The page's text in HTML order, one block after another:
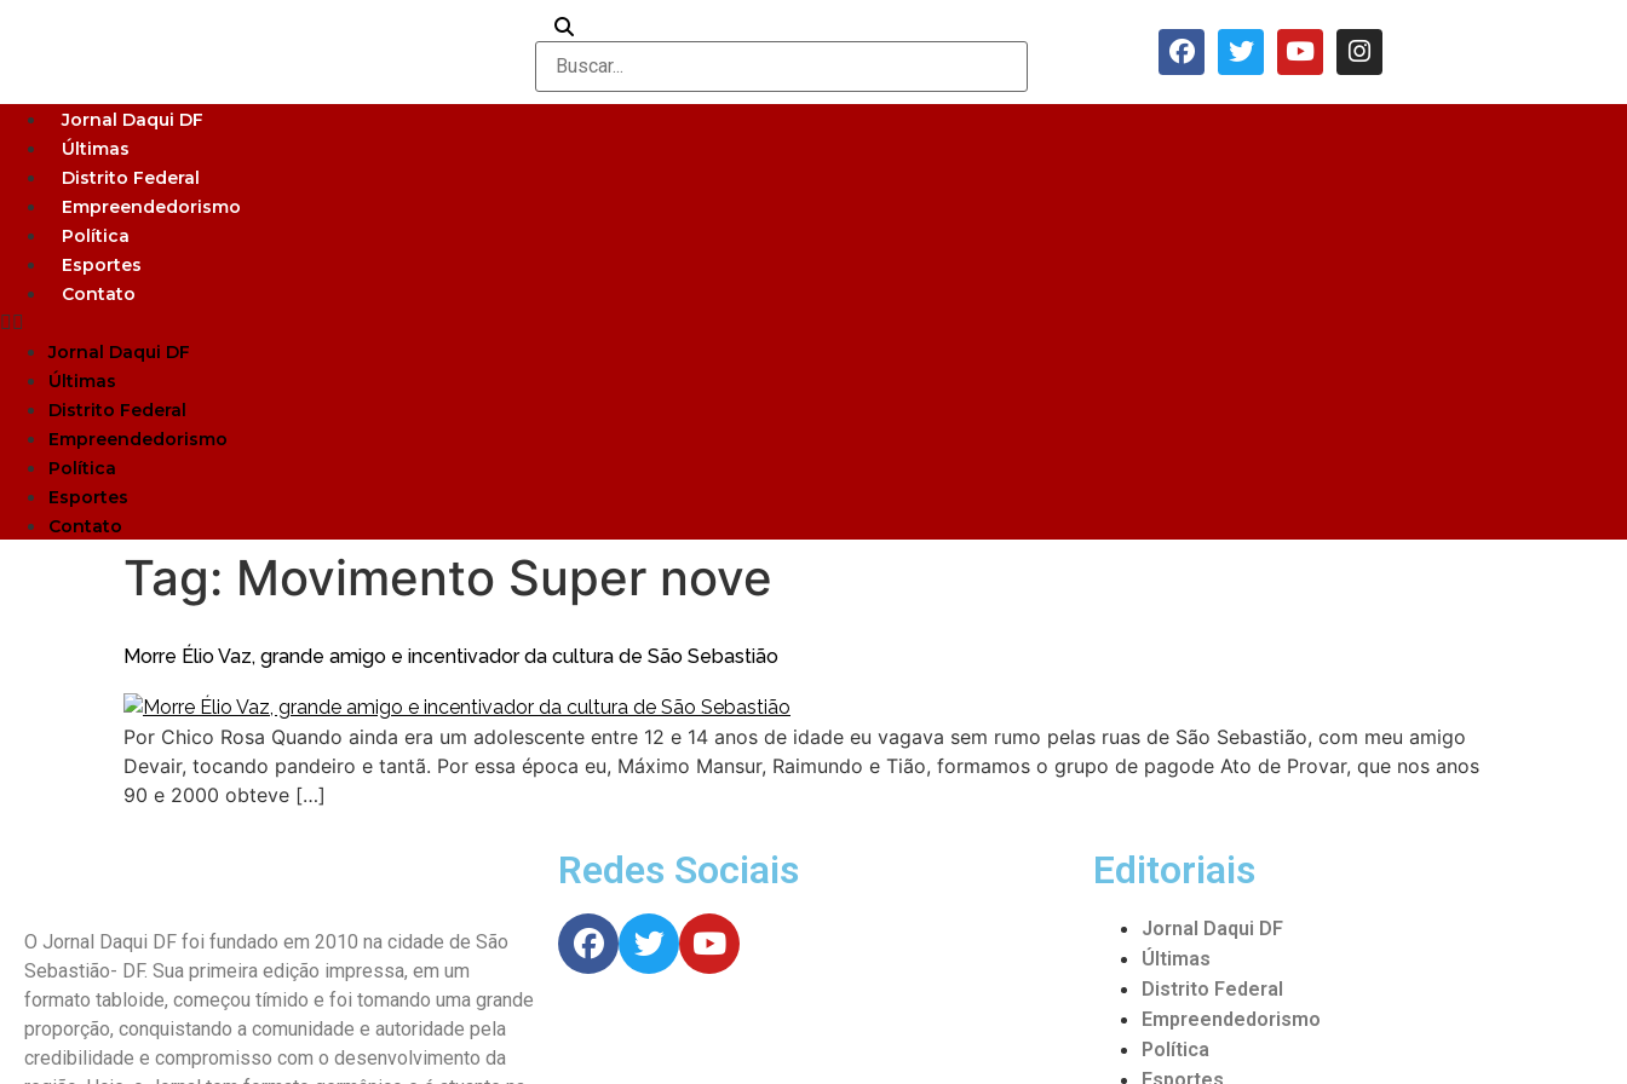
Jornal Daqui DF
Últimas
Distrito Federal
Empreendedorismo
Política
Esportes
Contato
Jornal Daqui DF
Últimas
Distrito Federal
Empreendedorismo
Política
Esportes
Contato
Tag: Movimento Super nove
Morre Élio Vaz, grande amigo e incentivador da cultura de São Sebastião
Por Chico Rosa Quando ainda era um adolescente entre 12 e 14 anos de idade eu vagava sem rumo pelas ruas de São Sebastião, com meu amigo
Devair, tocando pandeiro e tantã. Por essa época eu, Máximo Mansur, Raimundo e Tião, formamos o grupo de pagode Ato de Provar, que nos anos
90 e 2000 obteve […]
O Jornal Daqui DF foi fundado em 2010 na cidade de São
Sebastião- DF. Sua primeira edição impressa, em um
formato tabloide, começou tímido e foi tomando uma grande
proporção, conquistando a comunidade e autoridade pela
credibilidade e compromisso com o desenvolvimento da
Redes Sociais Editoriais
Jornal Daqui DF
Últimas
Distrito Federal
Empreendedorismo
Política